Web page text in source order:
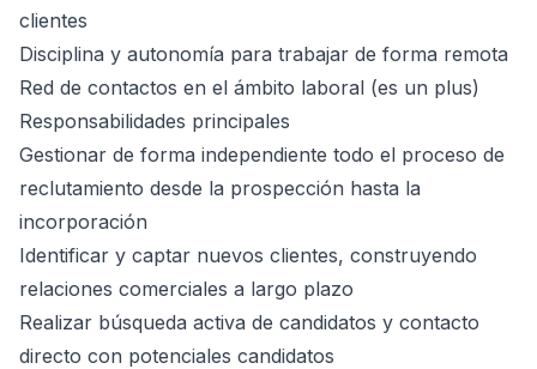
clientes
Disciplina y autonomía para trabajar de forma remota
Red de contactos en el ámbito laboral (es un plus)
Responsabilidades principales
Gestionar de forma independiente todo el proceso de
reclutamiento desde la prospección hasta la
incorporación
Identificar y captar nuevos clientes, construyendo
relaciones comerciales a largo plazo
Realizar búsqueda activa de candidatos y contacto
directo con potenciales candidatos